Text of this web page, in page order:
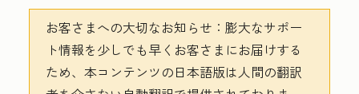
お客さまへの大切なお知らせ ：膨大なサポー
ト情報を少しでも早くお客さまにお届けする
ため、本コンテンツの日本語版は人間の翻訳